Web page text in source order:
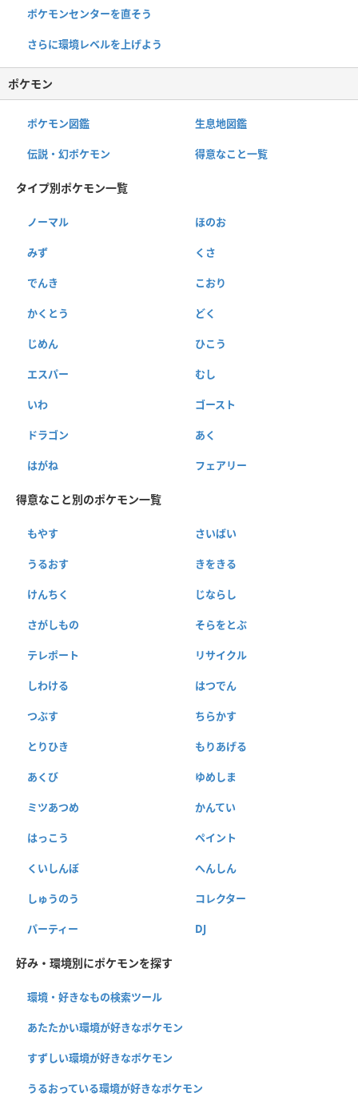
ポケモンセンターを直そう
さらに環境レベルを上げよう
ポケモン
ポケモン図鑑 生息地図鑑
伝説・幻ポケモン 得意なこと一覧
タイプ別ポケモン一覧
ノーマル ほのお
みず くさ
でんき こおり
かくとう どく
じめん ひこう
エスパー むし
いわ ゴースト
ドラゴン あく
はがね フェアリー
得意なこと別のポケモン一覧
もやす さいばい
うるおす きをきる
けんちく じならし
さがしもの そらをとぶ
テレポート リサイクル
しわける はつでん
つぶす ちらかす
とりひき もりあげる
あくび ゆめしま
ミツあつめ かんてい
はっこう ペイント
くいしんぼ へんしん
しゅうのう コレクター
パーティー DJ
好み・環境別にポケモンを探す
環境・好きなもの検索ツール
あたたかい環境が好きなポケモン
すずしい環境が好きなポケモン
うるおっている環境が好きなポケモン